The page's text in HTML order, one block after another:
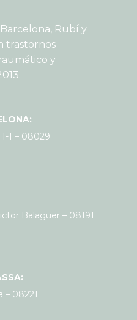
Rubí y
trastornos
y
1 – 08029
Balaguer – 08191
– 08221